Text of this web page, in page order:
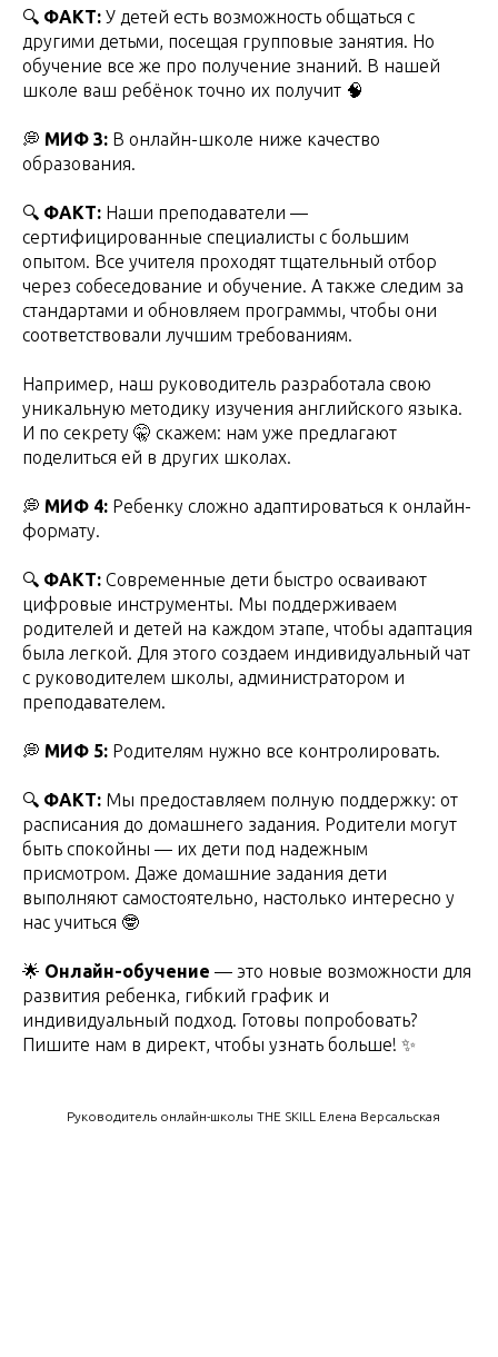
🔍 ФАКТ: У детей есть возможность общаться с
другими детьми, посещая групповые занятия. Но
обучение все же про получение знаний. В нашей
школе ваш ребёнок точно их получит 🧠
💭 МИФ 3: В онлайн-школе ниже качество
образования.
🔍 ФАКТ: Наши преподаватели —
сертифицированные специалисты с большим
опытом. Все учителя проходят тщательный отбор
через собеседование и обучение. А также следим за
стандартами и обновляем программы, чтобы они
соответствовали лучшим требованиям.
Например, наш руководитель разработала свою
уникальную методику изучения английского языка.
И по секрету 🤫 скажем: нам уже предлагают
поделиться ей в других школах.
💭 МИФ 4: Ребенку сложно адаптироваться к онлайн-
формату.
🔍 ФАКТ: Современные дети быстро осваивают
цифровые инструменты. Мы поддерживаем
родителей и детей на каждом этапе, чтобы адаптация
была легкой. Для этого создаем индивидуальный чат
с руководителем школы, администратором и
преподавателем.
💭 МИФ 5: Родителям нужно все контролировать.
🔍 ФАКТ: Мы предоставляем полную поддержку: от
расписания до домашнего задания. Родители могут
быть спокойны — их дети под надежным
присмотром. Даже домашние задания дети
выполняют самостоятельно, настолько интересно у
нас учиться 🤓
🌟 Онлайн-обучение — это новые возможности для
развития ребенка, гибкий график и
индивидуальный подход. Готовы попробовать?
Пишите нам в директ, чтобы узнать больше! ✨
Руководитель онлайн-школы THE SKILL Елена Версальская